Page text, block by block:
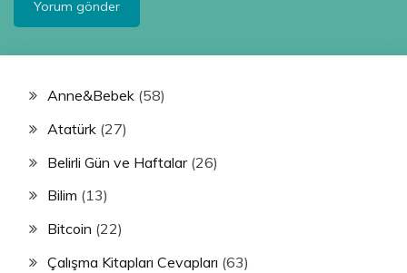
Anne&Bebek (58)
Atatürk (27)
Belirli Gün ve Haftalar(26)
Bilim (13)
Bitcoin (22)
Çalışma Kitapları Cevapları (63)